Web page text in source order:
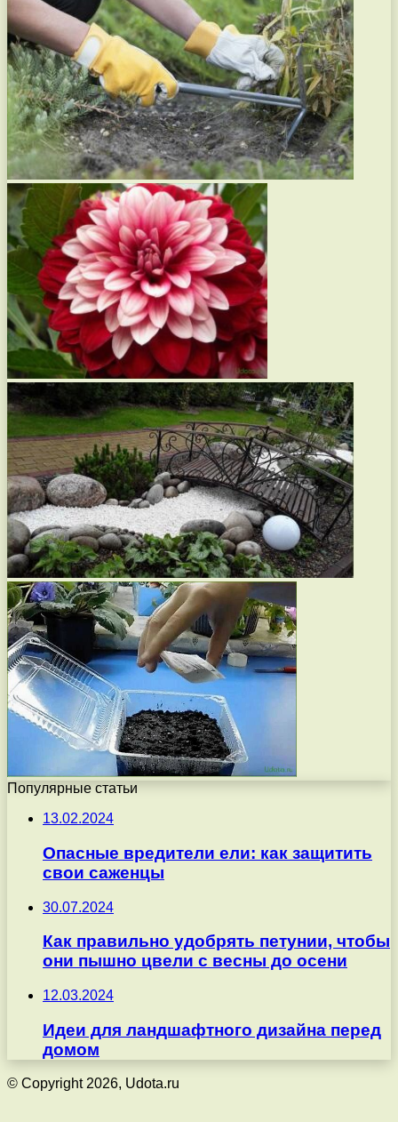
Популярные статьи
13.02.2024
Опасные вредители ели: как защитить
свои саженцы
30.07.2024
Как правильно удобрять петунии, чтобы
они пышно цвели с весны до осени
12.03.2024
Идеи для ландшафтного дизайна перед
домом
© Copyright 2026, Udota.ru